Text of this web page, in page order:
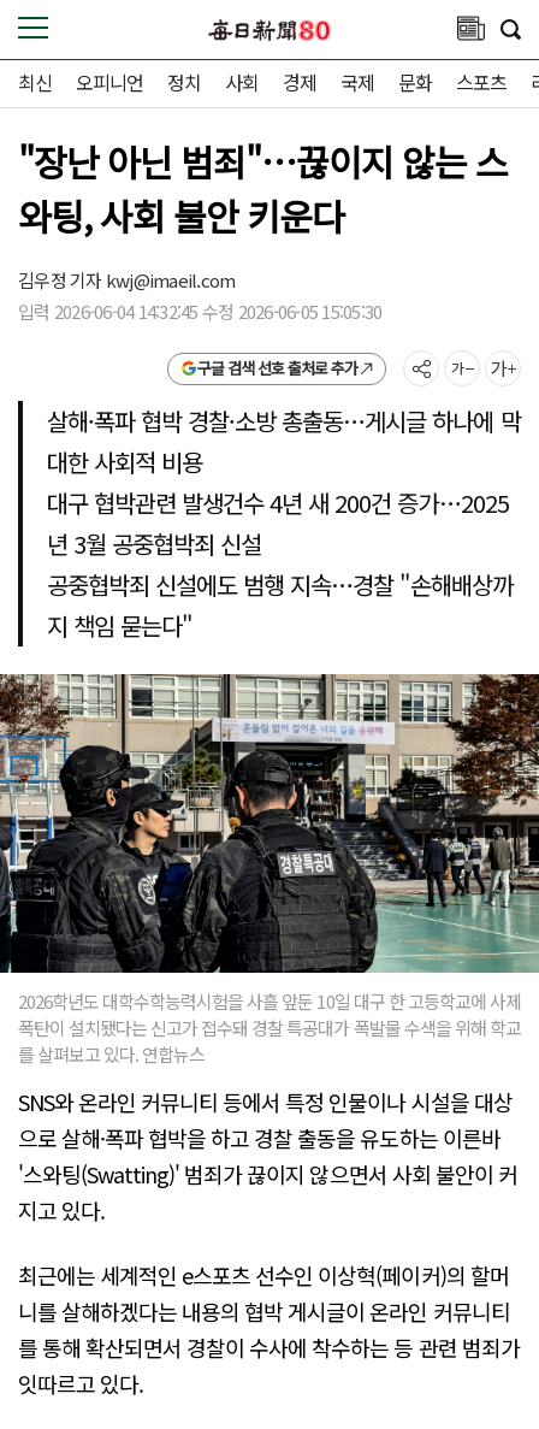
최신 오피니언 정치 사회 경제 국제 문화 스포츠
"장난 아닌 범죄"…끊이지 않는 스
와팅, 사회 불안 키운다
김우정 기자kwj@imaeil.com
입력 2026-06-04 14:32:45 수정 2026-06-05 15:05:30
구글 검색 선호 출처로 추가
살해·폭파 협박 경찰·소방 총출동…게시글 하나에 막
대한 사회적 비용
대구 협박관련 발생건수 4년 새 200건 증가…2025
년 3월 공중협박죄 신설
공중협박죄 신설에도 범행 지속…경찰 "손해배상까
지 책임 묻는다"
2026학년도 대학수학능력시험을 사흘 앞둔 10일 대구 한 고등학교에 사제
폭탄이 설치됐다는 신고가 접수돼 경찰 특공대가 폭발물 수색을 위해 학교
를 살펴보고 있다. 연합뉴스
SNS와 온라인 커뮤니티 등에서 특정 인물이나 시설을 대상
으로 살해·폭파 협박을 하고 경찰 출동을 유도하는 이른바
'스와팅(Swatting)' 범죄가 끊이지 않으면서 사회 불안이 커
지고 있다.
최근에는 세계적인 e스포츠 선수인 이상혁(페이커)의 할머
니를 살해하겠다는 내용의 협박 게시글이 온라인 커뮤니티
를 통해 확산되면서 경찰이 수사에 착수하는 등 관련 범죄가
잇따르고 있다.